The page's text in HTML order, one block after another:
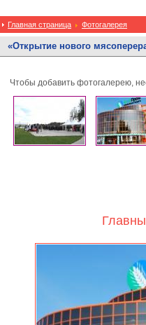
Главная страница Фотогалерея
«Открытие нового
Чтобы добавить фотогалерею,